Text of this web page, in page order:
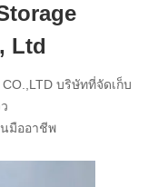
Ltd
บริษัทที่จัดเก็บ
ออาชีพ